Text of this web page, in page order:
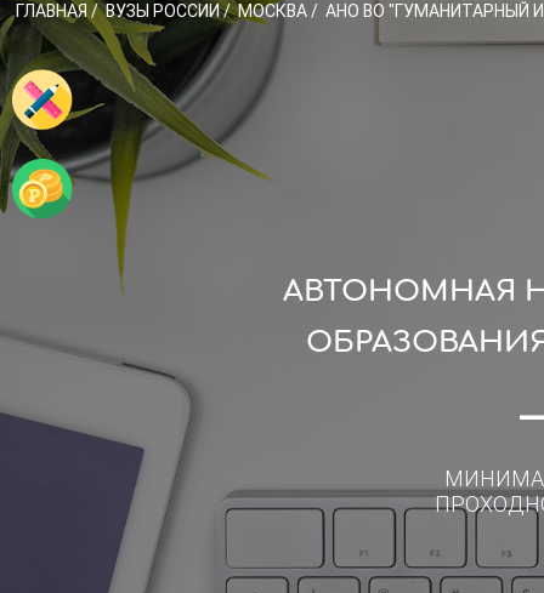
ГЛАВНАЯ / ВУЗЫ РОССИИ/ МОСКВА/ АНО ВО "ГУМАНИТАРНЫЙ
АВТОНОМНАЯ